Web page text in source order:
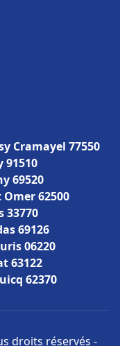
Cramayel 77550
91510
69520
62500
33770
69126
06220
63122
62370
droits réservés -